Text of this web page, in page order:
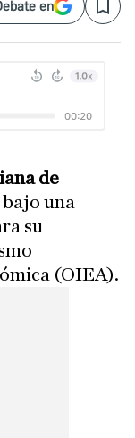
en Save
de
una
su
(OIEA).